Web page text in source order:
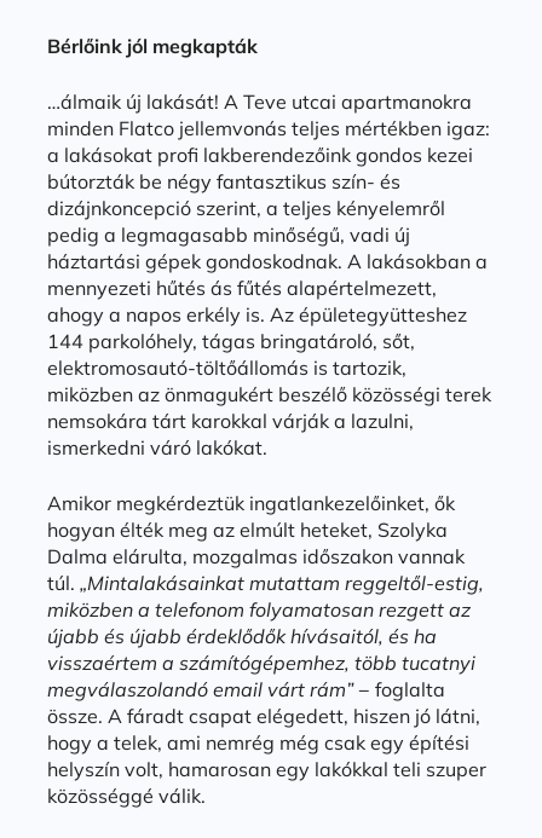
Bérlőink jól megkapták
…álmaik új lakását! A Teve utcai apartmanokra
minden Flatco jellemvonás teljes mértékben igaz:
a lakásokat profi lakberendezőink gondos kezei
bútorzták be négy fantasztikus szín- és
dizájnkoncepció szerint, a teljes kényelemről
pedig a legmagasabb minőségű, vadi új
háztartási gépek gondoskodnak. A lakásokban a
mennyezeti hűtés ás fűtés alapértelmezett,
ahogy a napos erkély is. Az épületegyütteshez
144 parkolóhely, tágas bringatároló, sőt,
elektromosautó-töltőállomás is tartozik,
miközben az önmagukért beszélő közösségi terek
nemsokára tárt karokkal várják a lazulni,
ismerkedni váró lakókat.
Amikor megkérdeztük ingatlankezelőinket, ők
hogyan élték meg az elmúlt heteket, Szolyka
Dalma elárulta, mozgalmas időszakon vannak
túl. „Mintalakásainkat mutattam reggeltől-estig,
miközben a telefonom folyamatosan rezgett az
újabb és újabb érdeklődők hívásaitól, és ha
visszaértem a számítógépemhez, több tucatnyi
megválaszolandó email várt rám”− foglalta
össze. A fáradt csapat elégedett, hiszen jó látni,
hogy a telek, ami nemrég még csak egy építési
helyszín volt, hamarosan egy lakókkal teli szuper
közösséggé válik.